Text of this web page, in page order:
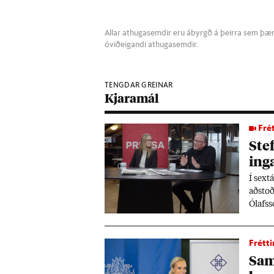
Allar athugasemdir eru ábyrgð á þeirra sem
óviðeigandi athugasemdir.
TENGDAR GREINAR
Kjaramál
Í